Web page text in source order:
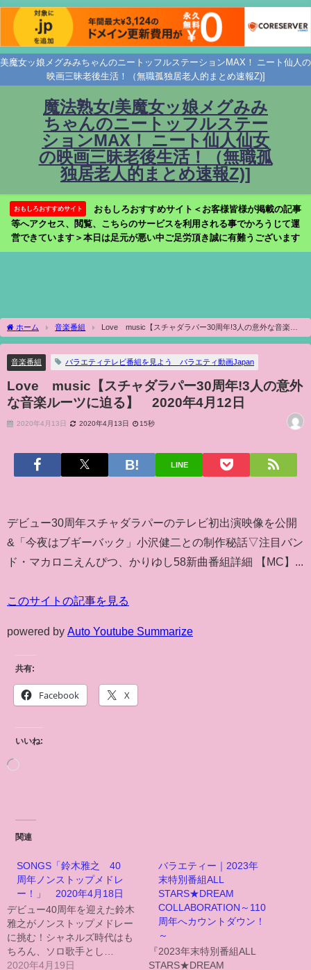
美魔女ッ娘メグみみちゃんのニートッフルステーションMAX！ ニート仙人の
映画三昧老後生活！（無職孤独居老人的まとめ速報Z)]
魔法熟女/美魔女ッ娘メグみみ
ちゃんのニートッフルステー
ションMAX！ ニート仙人仙女
の映画三昧老後生活！（無職孤
独居老人的まとめ速報Z)]
おもしろおすすめサイト
おもしろおすすめサイト＜お客様皆様が掲載の記事
等へアクセス、閲覧、こちらのサービスを利用される事でかろうじて運
営できています＞本日は足元が悪い中ご足労頂き誠に有難うございます
ホーム 音楽番組
Love music【スチャダラパー30周年!3人の意外な音楽ル
ーツに迫る】 2020年4月12日
音楽番組 バラエティテレビ番組を見よう バラエティ動画Japan
Love music【スチャダラパー30周年!3人の意外
な音楽ルーツに迫る】 2020年4月12日
2020年4月13日 2020年4月13日 15秒
LINE
デビュー30周年スチャダラパーのテレビ初出演映像を公開
&「今夜はブギーバック」小沢健二との制作秘話▽注目バン
ド・マカロニえんぴつ、かりゆし58新曲番組詳細 【MC】...
このサイトの記事を見る
powered by Auto Youtube Summarize
共有:
Facebook X
いいね:
関連
SONGS「鈴木雅之 40
周年ノンストップメドレ
ー！」 2020年4月18日
デビュー40周年を迎えた鈴木
雅之がノンストップメドレー
に挑む！シャネルズ時代はも
ちろん、ソロ歌手とし…
2020年4月19日
バラエティー｜2023年
末特別番組ALL
STARS★DREAM
COLLABORATION～110
周年へカウントダウン！
～
『2023年末特別番組ALL
STARS★DREAM